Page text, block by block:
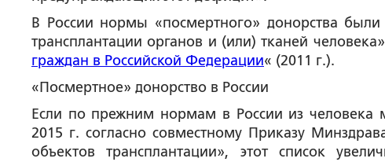
В России нормы «посмертного» донорства были
трансплантации органов и (или) тканей
граждан в Российской Федерации« (2011 г.).
«Посмертное» донорство в России
Если по прежним нормам в России из человека
2015 г. согласно совместному Приказу
объектов трансплантации», этот список